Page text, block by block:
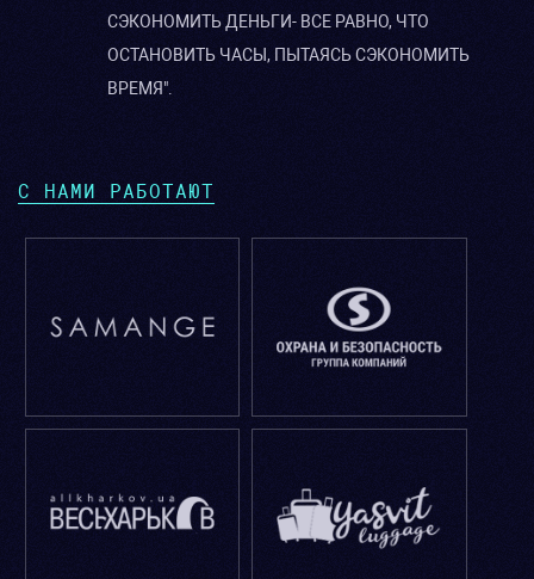
СЭКОНОМИТЬ ДЕНЬГИ- ВСЕ РАВНО, ЧТО
ОСТАНОВИТЬ ЧАСЫ, ПЫТАЯСЬ СЭКОНОМИТЬ
ВРЕМЯ".
С НАМИ РАБОТАЮТ